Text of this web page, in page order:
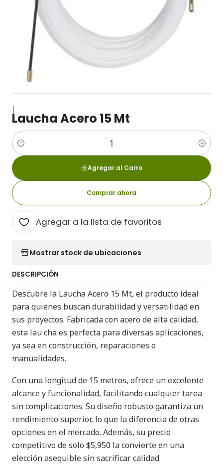
|
Laucha Acero 15 Mt
Cantidad
Agregar al Carro
Comprar ahora
Agregar a la lista de favoritos
Mostrar stock de ubicaciones
DESCRIPCIÓN
Descubre la Laucha Acero 15 Mt, el producto ideal
para quienes buscan durabilidad y versatilidad en
sus proyectos. Fabricada con acero de alta calidad,
esta lau cha es perfecta para diversas aplicaciones,
ya sea en construcción, reparaciones o
manualidades.
Con una longitud de 15 metros, ofrece un excelente
alcance y funcionalidad, facilitando cualquier tarea
sin complicaciones. Su diseño robusto garantiza un
rendimiento superior, lo que la diferencia de otras
opciones en el mercado. Además, su precio
competitivo de solo $5,950 la convierte en una
elección asequible sin sacrificar calidad.